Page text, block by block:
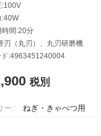
:100V
:40W
時間:20分
刃（丸刃）、丸刃研磨機
ド:4963451240004
税別
ー: ねぎ・きゃべつ用